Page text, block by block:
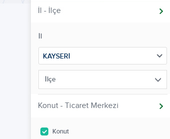
İl - İlçe
İl
KAYSERİ
İlçe
Konut - Ticaret Merkezi
Konut